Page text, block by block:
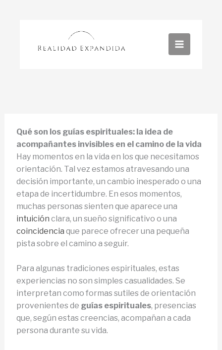
Qué son los guías espirituales: la idea de
acompañantes invisibles en el camino de la vida
Hay momentos en la vida en los que necesitamos
orientación. Tal vez estamos atravesando una
decisión importante, un cambio inesperado o una
etapa de incertidumbre. En esos momentos,
muchas personas sienten que aparece una
intuición clara, un sueño significativo o una
coincidencia que parece ofrecer una pequeña
pista sobre el camino a seguir.
Para algunas tradiciones espirituales, estas
experiencias no son simples casualidades. Se
interpretan como formas sutiles de orientación
provenientes de guías espirituales, presencias
que, según estas creencias, acompañan a cada
persona durante su vida.